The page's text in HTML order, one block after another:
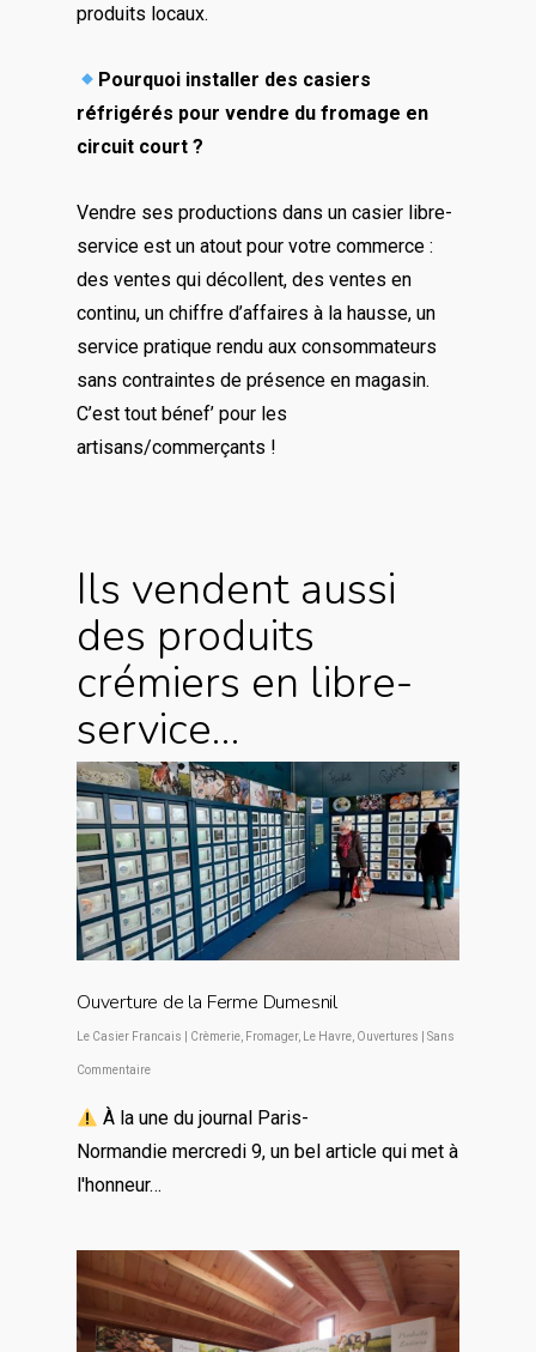
produits locaux.
Pourquoi installer des casiers
réfrigérés pour vendre du fromage en
circuit court ?
Vendre ses productions dans un casier libre-
service est un atout pour votre commerce :
des ventes qui décollent, des ventes en
continu, un chiffre d’affaires à la hausse, un
service pratique rendu aux consommateurs
sans contraintes de présence en magasin.
C’est tout bénef’ pour les
artisans/commerçants !
Ils vendent aussi
des produits
crémiers en libre-
service…
Ouverture de la Ferme Dumesnil
Le Casier Francais Crèmerie, Fromager, Le Havre, Ouvertures Sans
Commentaire
À la une du journal Paris-
Normandie mercredi 9, un bel article qui met à
l'honneur…